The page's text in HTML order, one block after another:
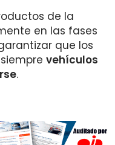
de la
en las fases
que los
vehículos
.